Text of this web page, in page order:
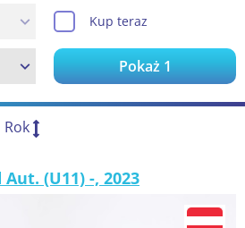
Kup teraz
Pokaż1
Rok
(U11) -, 2023